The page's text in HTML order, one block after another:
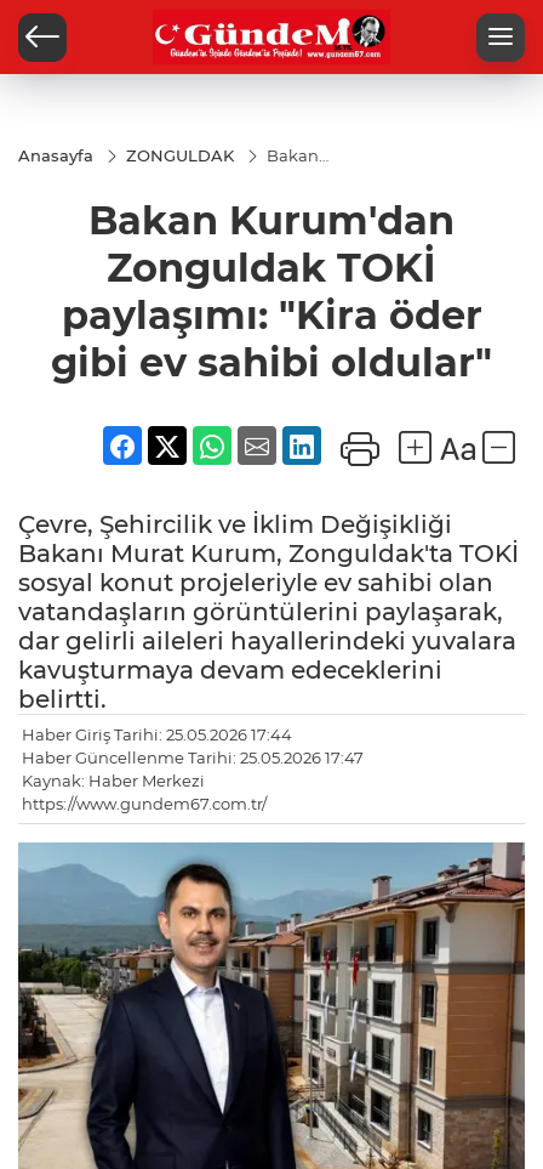
Anasayfa ZONGULDAK
Bakan
TOKİ
paylaşımı:
"Kira öder
gibi ev
oldular"
Bakan Kurum'dan
Zonguldak TOKİ
paylaşımı: "Kira öder
gibi ev sahibi oldular"
Çevre, Şehircilik ve İklim Değişikliği
Bakanı Murat Kurum, Zonguldak'ta TOKİ
sosyal konut projeleriyle ev sahibi olan
vatandaşların görüntülerini paylaşarak,
dar gelirli aileleri hayallerindeki yuvalara
kavuşturmaya devam edeceklerini
belirtti.
Haber Giriş Tarihi: 25.05.2026 17:44
Haber Güncellenme Tarihi: 25.05.2026 17:47
Kaynak: Haber Merkezi
https://www.gundem67.com.tr/